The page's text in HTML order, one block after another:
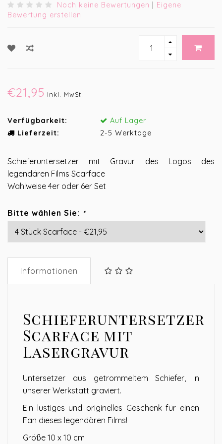
Noch keine Bewertungen | Eigene
Bewertung erstellen
€21,95 Inkl. MwSt.
Verfügbarkeit:
Auf Lager
Lieferzeit:
2-5 Werktage
Schieferuntersetzer mit Gravur des Logos des
legendären Films Scarface
Wahlweise 4er oder 6er Set
Bitte wählen Sie: *
Informationen
Schieferuntersetzer
Scarface mit
Lasergravur
Untersetzer aus getrommeltem Schiefer, in
unserer Werkstatt graviert.
Ein lustiges und originelles Geschenk für einen
Fan dieses legendären Films!
Größe 10 x 10 cm